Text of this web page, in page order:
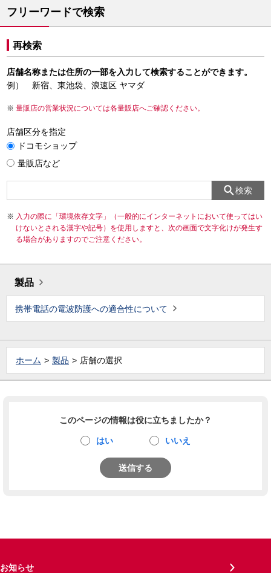
フリーワードで検索
再検索
店舗名称または住所の一部を入力して検索することができます。
例） 新宿、東池袋、浪速区 ヤマダ
量販店の営業状況については各量販店へご確認ください。
店舗区分を指定
ドコモショップ
量販店など
検索
入力の際に「環境依存文字」（一般的にインターネットにおいて使ってはい
けないとされる漢字や記号）を使用しますと、次の画面で文字化けが発生す
る場合がありますのでご注意ください。
製品
携帯電話の電波防護への適合性について
ホーム 製品 店舗の選択
このページの情報は役に立ちましたか？
はい いいえ
送信する
お知らせ